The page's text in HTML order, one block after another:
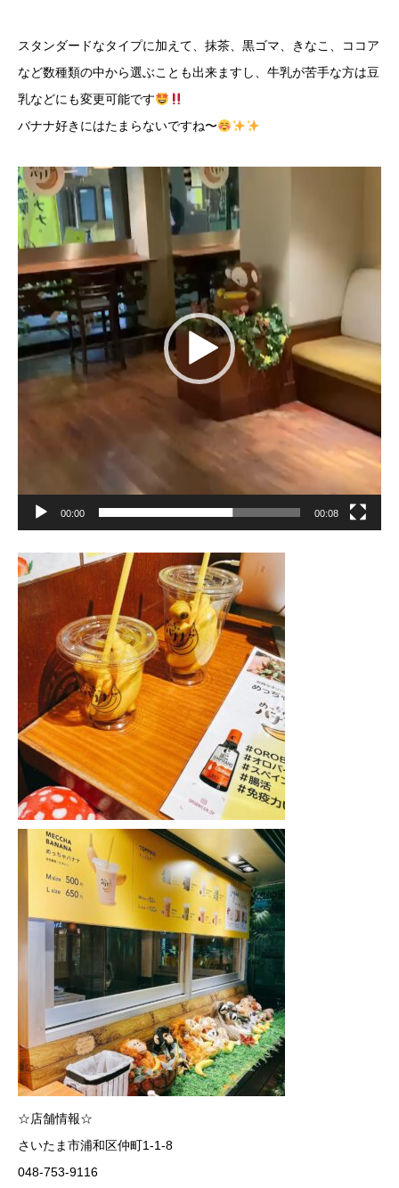
スタンダードなタイプに加えて、抹茶、黒ゴマ、きなこ、ココア
など数種類の中から選ぶことも出来ますし、牛乳が苦手な方は豆
乳などにも変更可能です
バナナ好きにはたまらないですね〜
動
画
プ
ー
ヤ
ー
00:00 00:08
☆店舗情報☆
さいたま市浦和区仲町1-1-8
048-753-9116